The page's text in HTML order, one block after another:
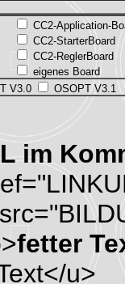
CC2-Application-
CC2-StarterBoard
CC2-ReglerBoard
eigenes Board
V3.0 OSOPT V3.1
im
fetter
</u>